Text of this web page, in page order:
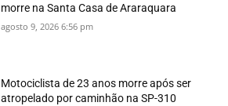
morre na Santa Casa de Araraquara
agosto 9, 2026 6:56 pm
Motociclista de 23 anos morre após ser
atropelado por caminhão na SP-310